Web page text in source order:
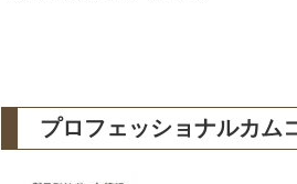
プロフェッショナルカム